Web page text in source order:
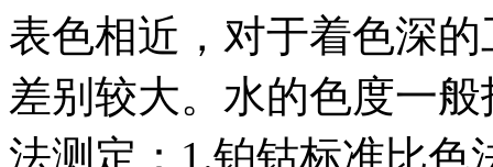
表色相近，对于着色深
差别较大。水的色度一
法测定：1.铂钴标准比色